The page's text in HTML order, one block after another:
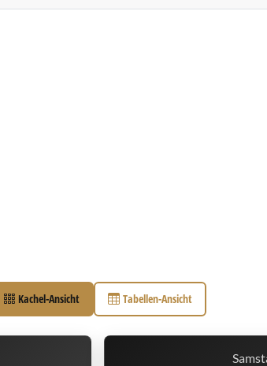
Kachel-Ansicht Tabellen-Ansicht